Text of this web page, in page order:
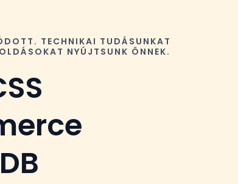
TECHNIKAI TUDÁSUNKAT
NYÚJTSUNK ÖNNEK.